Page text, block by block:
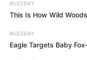
BUZZDAY
This Is How Wild
BUZZDAY
Eagle Targets Baby